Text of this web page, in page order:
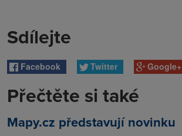
Sdílejte
Facebook Twitter Google+
Přečtěte si také
Mapy.cz představují novinku